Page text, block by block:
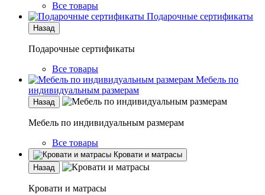
Все товары
Подарочные сертификаты
Назад
Подарочные сертификаты
Все товары
Мебель по
индивидуальным размерам
Назад
Мебель по индивидуальным размерам
Все товары
Кровати и матрасы
Назад
Кровати и матрасы